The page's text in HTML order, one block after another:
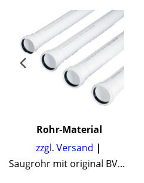
Rohr-Material
zzgl. Versand
Saugrohr mit original BVC Dichtungssystem für zentrale Staubsauger, Bogen, Muffen und Abzweige